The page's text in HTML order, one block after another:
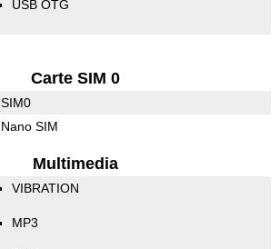
USB OTG
Carte SIM 0
SIM0
Nano SIM
Multimedia
VIBRATION
MP3